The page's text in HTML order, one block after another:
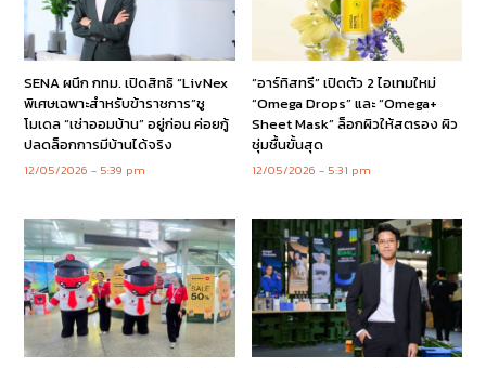
SENA ผนึก กทม. เปิดสิทธิ “LivNex
พิเศษเฉพาะสำหรับข้าราชการ”ชู
โมเดล “เช่าออมบ้าน” อยู่ก่อน ค่อยกู้
ปลดล็อกการมีบ้านได้จริง
12/05/2026 5:39 pm
“อาร์ทิสทรี” เปิดตัว 2 ไอเทมใหม่
“Omega Drops” และ “Omega+
Sheet Mask” ล็อกผิวให้สตรอง ผิว
ชุ่มชื้นขั้นสุด
12/05/2026 5:31 pm